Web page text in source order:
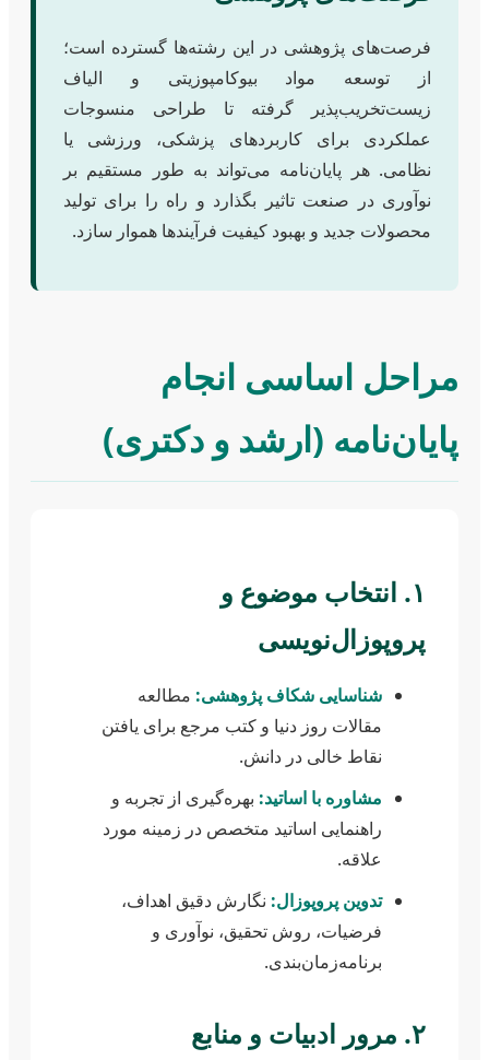
فرصت‌های پژوهشی در این رشته‌ها گسترده است؛
از توسعه مواد بیوکامپوزیتی و الیاف
زیست‌تخریب‌پذیر گرفته تا طراحی منسوجات
عملکردی برای کاربردهای پزشکی، ورزشی یا
نظامی. هر پایان‌نامه می‌تواند به طور مستقیم بر
نوآوری در صنعت تاثیر بگذارد و راه را برای تولید
محصولات جدید و بهبود کیفیت فرآیندها هموار سازد.
مراحل اساسی انجام
پایان‌نامه (ارشد و دکتری)
۱. انتخاب موضوع و
پروپوزال‌نویسی
شناسایی شکاف پژوهشی: مطالعه
مقالات روز دنیا و کتب مرجع برای یافتن
نقاط خالی در دانش.
مشاوره با اساتید: بهره‌گیری از تجربه و
راهنمایی اساتید متخصص در زمینه مورد
علاقه.
تدوین پروپوزال: نگارش دقیق اهداف،
فرضیات، روش تحقیق، نوآوری و
برنامه‌زمان‌بندی.
۲. مرور ادبیات و منابع